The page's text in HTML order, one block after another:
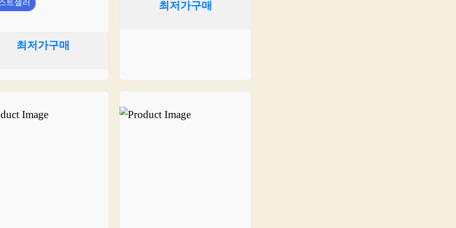
트셀러
최저가구매
최저가구매